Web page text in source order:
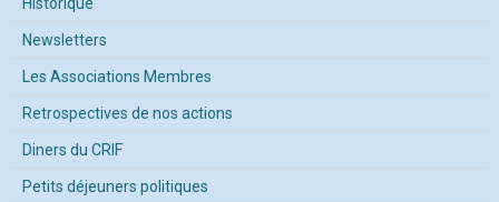
Newsletters
Les Associations Membres
Retrospectives de nos actions
Diners du CRIF
Petits déjeuners politiques